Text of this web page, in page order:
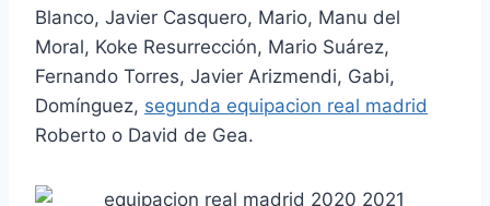
Blanco, Javier Casquero, Mario, Manu del
Moral, Koke Resurrección, Mario Suárez,
Fernando Torres, Javier Arizmendi, Gabi,
Domínguez, segunda equipacion real madrid
Roberto o David de Gea.